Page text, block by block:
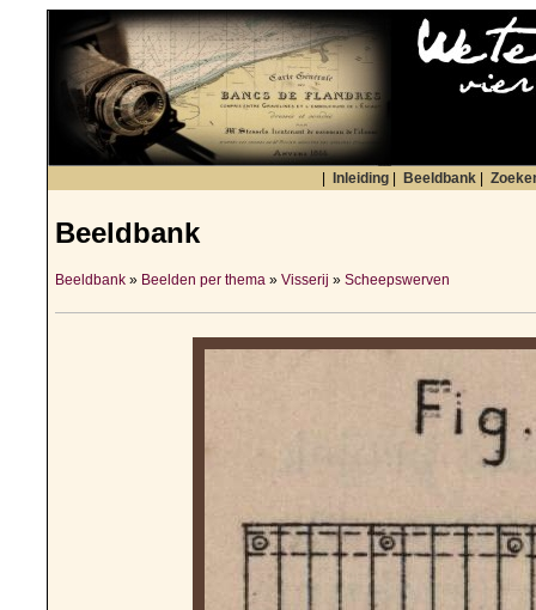
Inleiding Beeldbank
Beeldbank
Beeldbank » Beelden per thema » Visserij » Scheepswerven